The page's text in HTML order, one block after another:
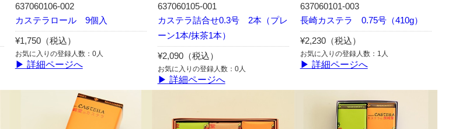
637060106-002
カステラロール 9個入
¥1,750（税込）
お気に入りの登録人数：0人
▶ 詳細ページへ
637060105-001
カステラ詰合せ0.3号 2本（プレ
ーン1本/抹茶1本）
¥2,090（税込）
お気に入りの登録人数：0人
▶ 詳細ページへ
637060101-003
長崎カステラ 0.75号（410g）
¥2,230（税込）
お気に入りの登録人数：1人
▶ 詳細ページへ